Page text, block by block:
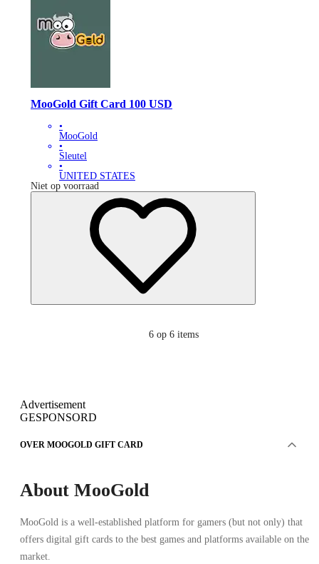
MooGold Gift Card 100 USD
•
MooGold
•
Sleutel
•
UNITED STATES
Niet op voorraad
6 op 6 items
Advertisement
GESPONSORD
OVER MOOGOLD GIFT CARD
About MooGold
MooGold is a well-established platform for gamers (but not only) that
offers digital gift cards to the best games and platforms available on the
market.